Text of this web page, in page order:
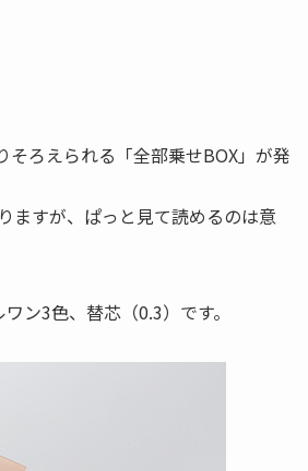
ろえられる「全部乗せBOX」が発
ますが、ぱっと見て読めるのは意
ン3色、替芯（0.3）です。